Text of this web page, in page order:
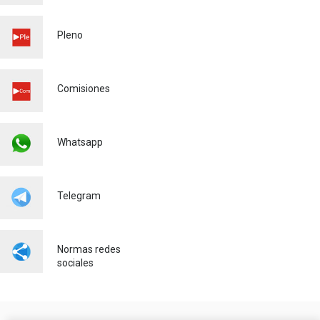
Educación
Pleno
Comisiones
Whatsapp
Telegram
Normas redes
sociales